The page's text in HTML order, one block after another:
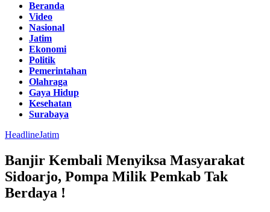
Beranda
Video
Nasional
Jatim
Ekonomi
Politik
Pemerintahan
Olahraga
Gaya Hidup
Kesehatan
Surabaya
HeadlineJatim
Banjir Kembali Menyiksa Masyarakat
Sidoarjo, Pompa Milik Pemkab Tak
Berdaya !